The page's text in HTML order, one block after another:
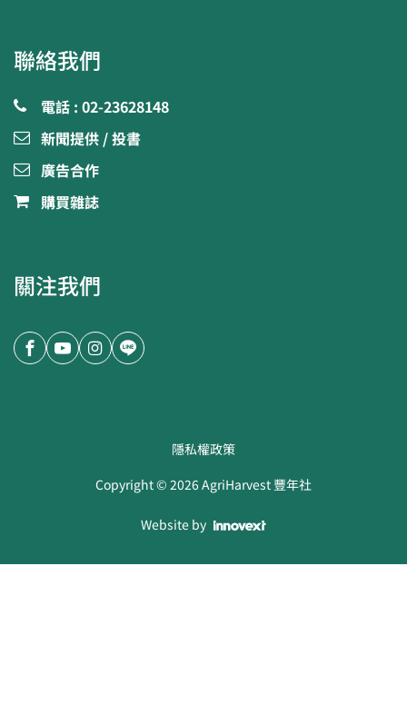
聯絡我們
電話 : 02-23628148
新聞提供 / 投書
廣告合作
購買雜誌
關注我們
隱私權政策
Copyright ©2026AgriHarvest 豐年社
Website by